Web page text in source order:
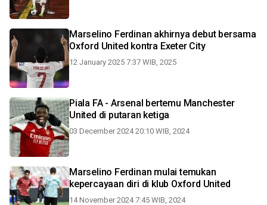
Marselino Ferdinan akhirnya debut bersama
Oxford United kontra Exeter City
12 January 2025 7:37 WIB, 2025
Piala FA - Arsenal bertemu Manchester
United di putaran ketiga
03 December 2024 20:10 WIB, 2024
Marselino Ferdinan mulai temukan
kepercayaan diri di klub Oxford United
14 November 2024 7:45 WIB, 2024